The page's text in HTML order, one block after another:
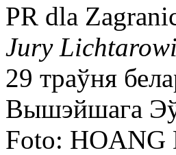
PR dla
Jury
29 траўня
Вышэйшага
Foto: